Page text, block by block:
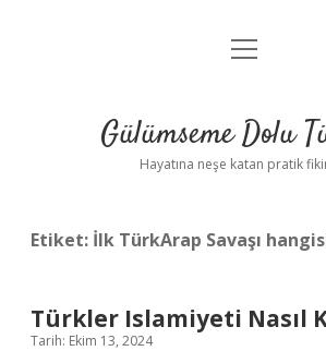
Anasayfa
Yasal Uyarı
menüyü
Gülümseme Dolu
Hayatına neşe katan pratik
Etiket: İlk TürkArap Savaşı
Türkler Islamiyeti Nasıl
Tarih: Ekim 13, 2024